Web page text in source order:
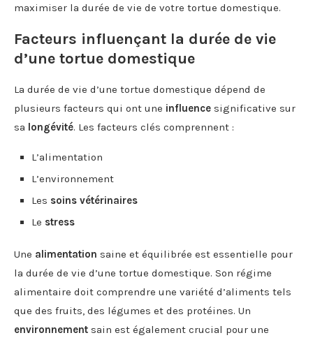
maximiser la durée de vie de votre tortue domestique.
Facteurs influençant la durée de vie
d’une tortue domestique
La durée de vie d’une tortue domestique dépend de
plusieurs facteurs qui ont une influence significative sur
sa longévité. Les facteurs clés comprennent :
L’alimentation
L’environnement
Les soins vétérinaires
Le stress
Une alimentation saine et équilibrée est essentielle pour
la durée de vie d’une tortue domestique. Son régime
alimentaire doit comprendre une variété d’aliments tels
que des fruits, des légumes et des protéines. Un
environnement sain est également crucial pour une